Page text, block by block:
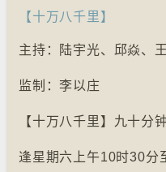
【十万八千里】
主持：陆宇光、邱焱、
监制：李以庄
【十万八千里】九十分
逢星期六上午10时30分